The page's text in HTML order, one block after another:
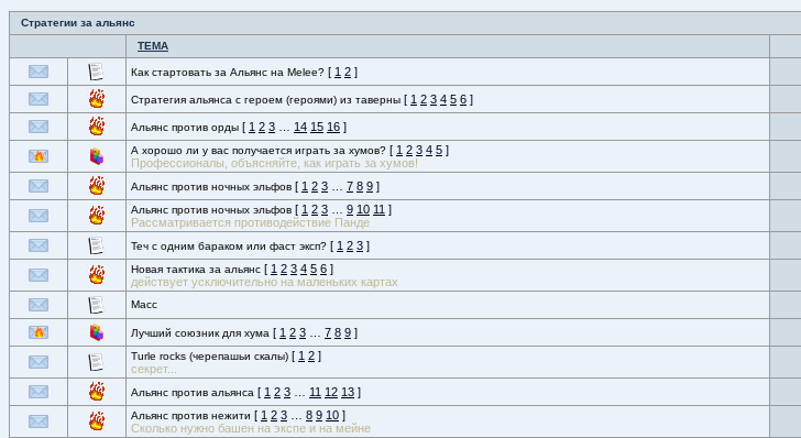
Стратегии за альянс
ТЕМА
Как стартовать за Альянс на Melee? [ 1 2 ]
Стратегия альянса с героем (героями) из таверны [ 1 2 3 4 5 6 ]
Альянс против орды [ 1 2 3 14 15 16 ]
А хорошо ли у вас получается играть за хумов? [ 1 2 3 4 5 ]
Профессионалы, объясняйте, как играть за хумов!
Альянс против ночных эльфов [ 1 2 3 7 8 9 ]
Альянс против ночных эльфов [ 1 2 3 9 10 11 ]
Рассматривается противодействие Панде
Теч с одним бараком или фаст эксп? [ 1 2 3 ]
Новая тактика за альянс [ 1 2 3 4 5 6 ]
действует усключительно на маленьких картах
Масс
Лучший союзник для хума [ 1 2 3 7 8 9 ]
Turle rocks (черепашьи скалы) [ 1 2 ]
секрет...
Альянс против альянса [ 1 2 3 11 12 13 ]
Альянс против нежити [ 1 2 3 8 9 10 ]
Сколько нужно башен на экспе и на мейне